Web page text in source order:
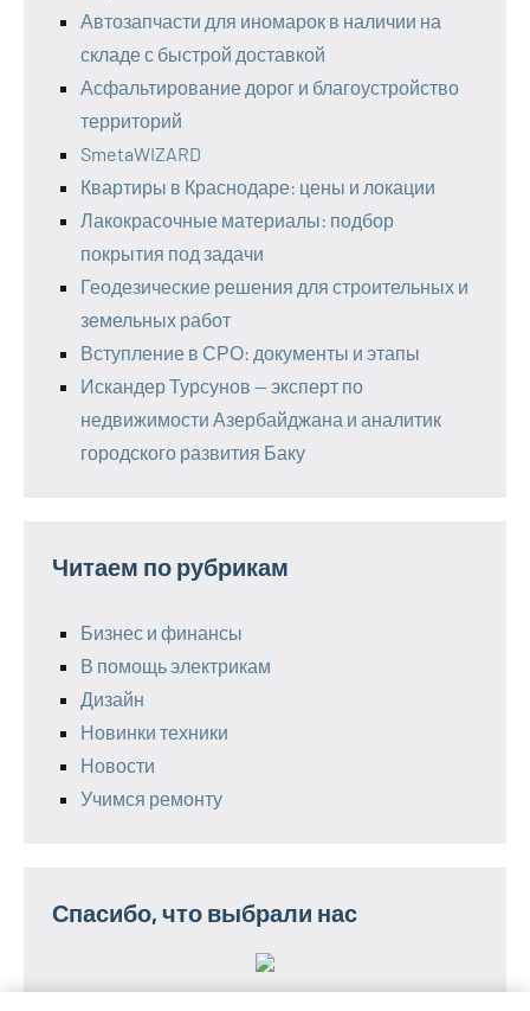
Автозапчасти для иномарок в наличии на
складе с быстрой доставкой
Асфальтирование дорог и благоустройство
территорий
SmetaWIZARD
Квартиры в Краснодаре: цены и локации
Лакокрасочные материалы: подбор
покрытия под задачи
Геодезические решения для строительных и
земельных работ
Вступление в СРО: документы и этапы
Искандер Турсунов — эксперт по
недвижимости Азербайджана и аналитик
городского развития Баку
Читаем по рубрикам
Бизнес и финансы
В помощь электрикам
Дизайн
Новинки техники
Новости
Учимся ремонту
Спасибо, что выбрали нас